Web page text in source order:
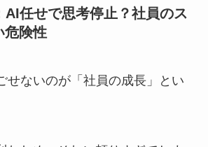
任せで思考停止？社員のス
危険性
せないのが「社員の成長」とい